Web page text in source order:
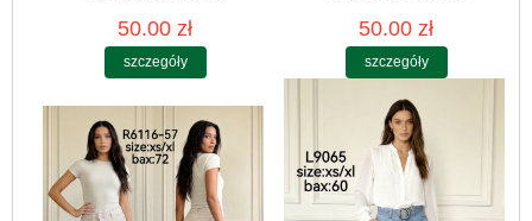
50.00 zł
szczegóły
50.00 zł
szczegóły